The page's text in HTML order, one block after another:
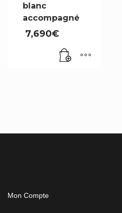
blanc
accompagné
7,690€
Mon Compte